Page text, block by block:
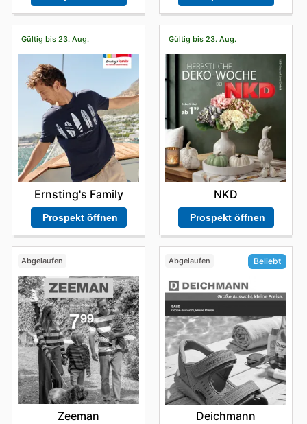
Gültig bis 23. Aug.
Ernsting's Family
Prospekt öffnen
Gültig bis 23. Aug.
NKD
Prospekt öffnen
Abgelaufen
Zeeman
Abgelaufen Beliebt
Deichmann